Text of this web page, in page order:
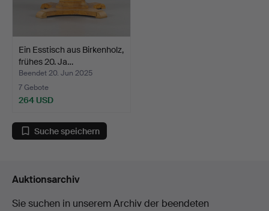
Ein Esstisch aus Birkenholz,
frühes 20. Ja…
Beendet 20. Jun 2025
7 Gebote
264 USD
Suche speichern
Auktionsarchiv
Sie suchen in unserem Archiv der beendeten